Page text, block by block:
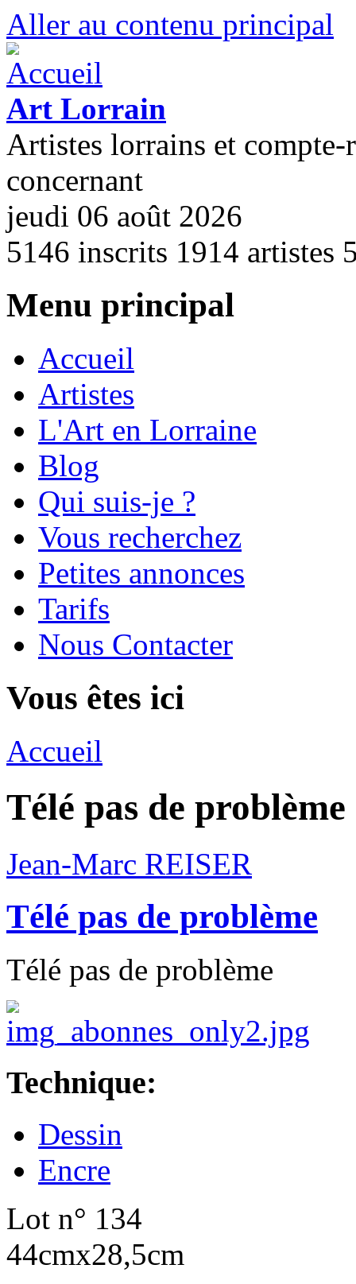
Aller au contenu principal
Art Lorrain
Artistes lorrains et compte-
concernant
jeudi 06 août 2026
5146 inscrits 1914 artistes
Menu principal
Accueil
Artistes
L'Art en Lorraine
Blog
Qui suis-je ?
Vous recherchez
Petites annonces
Tarifs
Nous Contacter
Vous êtes ici
Accueil
Télé pas de problème
Jean-Marc REISER
Télé pas de problème
Télé pas de problème
Technique:
Dessin
Encre
Lot n° 134
44cmx28,5cm